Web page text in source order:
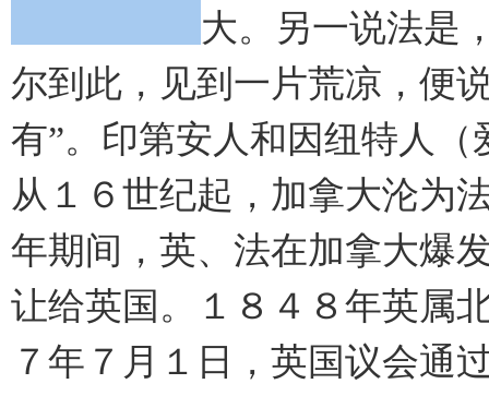
大。另一说法是
尔到此，见到一片荒凉，便
有”。印第安人和因纽特人
从１６世纪起，加拿大沦为
年期间，英、法在加拿大爆
让给英国。１８４８年英属
７年７月１日，英国议会通